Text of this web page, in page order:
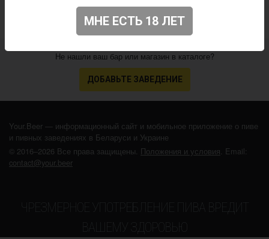
Не нашли ваш бар или магазин в каталоге?
ДОБАВЬТЕ ЗАВЕДЕНИЕ
Your.Beer — информационный сайт и мобильное приложение о пиве
и пивных заведениях в Беларуси и Украине
© 2016–2026 Все права защищены. Положения и условия . Email:
contact@your.beer
ЧРЕЗМЕРНОЕ УПОТРЕБЛЕНИЕ ПИВА ВРЕДИТ
ВАШЕМУ ЗДОРОВЬЮ
МНЕ ЕСТЬ 18 ЛЕТ